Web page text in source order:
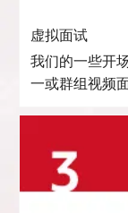
虚拟面试
我们的一些开
一或群组视频面